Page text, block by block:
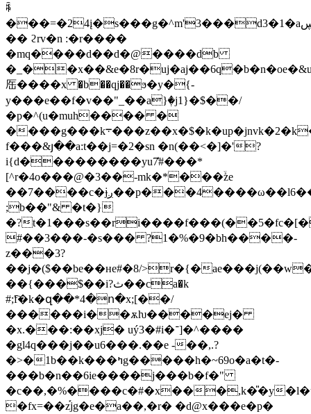
ꎷ
���=�24į�s���g�^m'3���d3�1�aڛ��jj��-
�� ϩrv�n :�r����
�mq����d��d�@����db
厒����x �b��qj��ϧ�y�{-
y���e��f�v��"_��a}ٖ�j1}�$��/
�p�^(u�muh���� �
����g���k܋���z��x�$�k�up�jnvk�2�k����iu���$��ua8#a�3p���8���m�ptj��q�m�i�n�6��o�9�is�9�l�!v�y�u/q�rs#)xn���z��j�ԧ�2�p�$al{���4�2ss�`~�sb?
f���&յ��a:t��j=�2�sn �n(��<�]�'?
i{d���������yu7̐#���*
[^r�4o���@�3��-mk�*���ۙze
��7����c�ɉږ��p���4����ω��l6���!d�@�����-
;b��"& �t�}
�?
#��3���-�s��� ?1�%�9�bh����-
z���3?
��j�($��be��нe#�8/>r�{�
��{���$��i?ث��ca�k
#;f҇�k�զ��*4�ո�x;[��/
������i��ѫƕ����ej�
�x.���:��xj� uý3�#i�־]�^����
�gl4q���j��u6���.��e -��,.?
�>�1b��k���ߤg�����h�~69o�a�t�-
���b�n��6ie����j���b�f�"
�c��,�%����c�#�x���,k�̎�y
�fx=��z֡jg�e�a��,�r� �d@x���e�p�